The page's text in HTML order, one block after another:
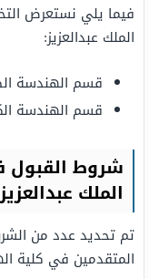
فيما يلي نستعرض
الملك عبدالعزيز:
قسم الهندسة
قسم الهندسة
شروط القبول
الملك عبدالعزيز
تم تحديد عدد من
المتقدمين في كلية